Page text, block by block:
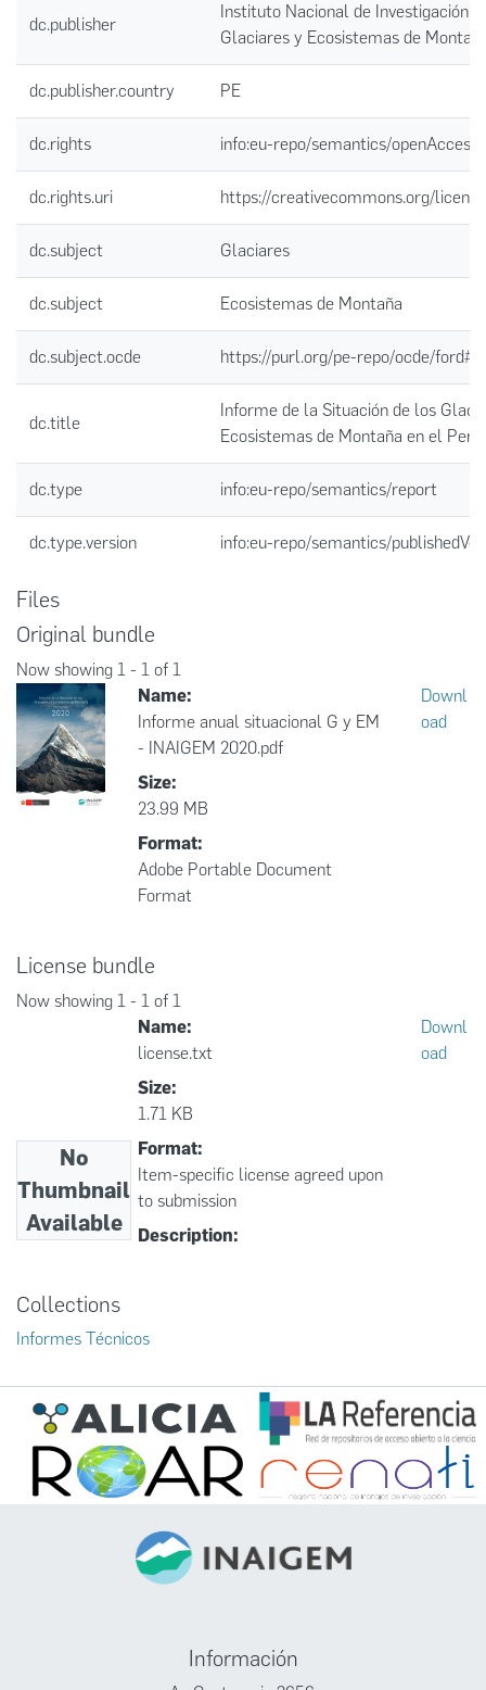
dc.publisher
Instituto Nacional de Investigación
Glaciares y Ecosistemas de
dc.publisher.country PE
dc.rights info:eu-repo/semantics/openAccess
dc.rights.uri https://creativecommons.org/
dc.subject Glaciares
dc.subject Ecosistemas de Montaña
dc.subject.ocde https://purl.org/pe-repo/ocde/
dc.title
Informe de la Situación de los
Ecosistemas de Montaña en el
dc.type info:eu-repo/semantics/report
dc.type.version info:eu-repo/semantics/
Files
Original bundle
Now showing 1 - 1 of 1
Name:
Informe anual situacional G y EM
- INAIGEM 2020.pdf
Size:
23.99 MB
Format:
Adobe Portable Document
Format
Downl
oad
License bundle
Now showing 1 - 1 of 1
No
Thumbnail
Available
Name:
license.txt
Size:
1.71 KB
Format:
Item-specific license agreed upon
to submission
Description:
Downl
oad
Collections
Informes Técnicos
Información